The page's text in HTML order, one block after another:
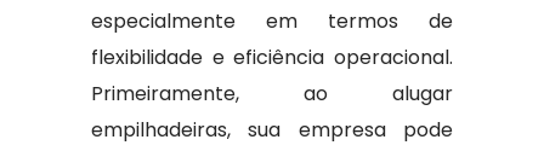
especialmente em termos de
flexibilidade e eficiência operacional.
Primeiramente, ao alugar
empilhadeiras, sua empresa pode